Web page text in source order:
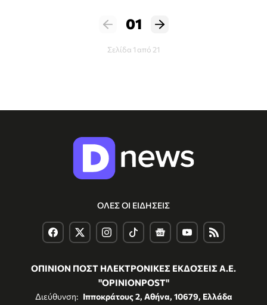
01
Σελίδα 1 από 21
ΟΛΕΣ ΟΙ ΕΙΔΗΣΕΙΣ
ΟΠΙΝΙΟΝ ΠΟΣΤ ΗΛΕΚΤΡΟΝΙΚΕΣ ΕΚΔΟΣΕΙΣ Α.Ε.
"OPINIONPOST"
Διεύθυνση: Ιπποκράτους 2, Αθήνα, 10679, Ελλάδα